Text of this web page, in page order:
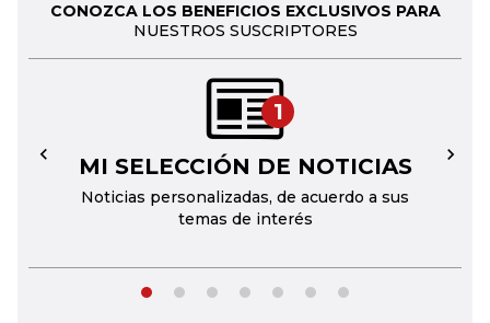
CONOZCA LOS BENEFICIOS EXCLUSIVOS PARA
NUESTROS SUSCRIPTORES
1
MI SELECCIÓN DE NOTICIAS
Noticias personalizadas, de acuerdo a sus
temas de interés
← →